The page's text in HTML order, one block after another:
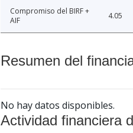
Compromiso del BIRF +
AIF
4.05
Resumen del
No hay datos disponibles.
Actividad financiera